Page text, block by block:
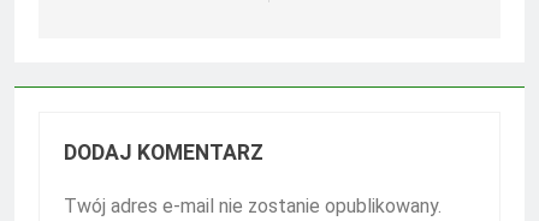
DODAJ KOMENTARZ
Twój adres e-mail nie zostanie opublikowany.